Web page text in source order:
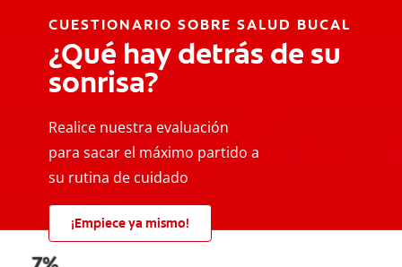
CUESTIONARIO SOBRE SALUD BUCAL
¿Qué hay detrás de su
sonrisa?
Realice nuestra evaluación
para sacar el máximo partido a
su rutina de cuidado
¡Empiece ya mismo!